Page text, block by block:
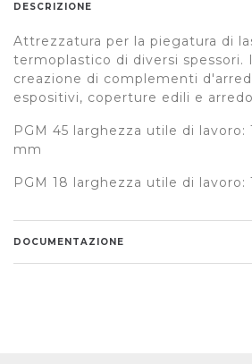
DESCRIZIONE
Attrezzatura per la piegatura di
termoplastico di diversi spessori.
creazione di complementi
espositivi, coperture edili e
PGM 45 larghezza utile di lavoro:
mm
PGM 18 larghezza utile di lavoro:
DOCUMENTAZIONE